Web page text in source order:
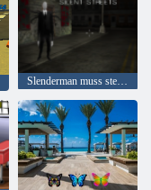
Slenderman muss sterben: Stille Straßen